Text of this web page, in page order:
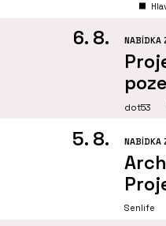
6. 8. NABÍDKA
dot53
5. 8. NABÍDKA
Senlife